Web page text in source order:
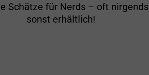
Schätze für Nerds – oft nirgends
sonst erhältlich!